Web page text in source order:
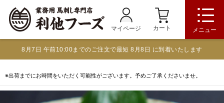
マイページ カート メニュー
8月7日 午前10:00までのご注文で最短 8月8日 に到着いたします
※出荷までにお時間をいただく可能性がございます。予めご了承くださいませ。